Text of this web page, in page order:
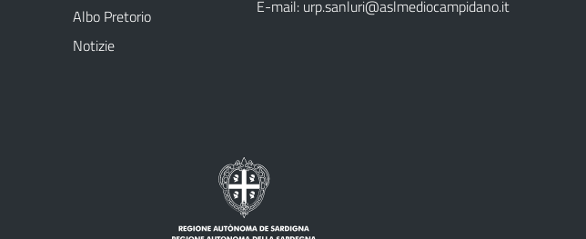
Albo Pretorio
Notizie
E-mail: urp.sanluri@aslmediocampidano.it